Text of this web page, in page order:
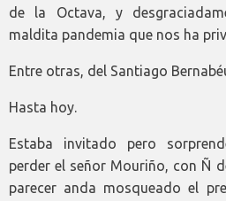
de la Octava, y
maldita pandemia que nos ha
Entre otras, del Santiago
Hasta hoy.
Estaba invitado pero
perder el señor Mouriño, con Ñ
parecer anda mosqueado el